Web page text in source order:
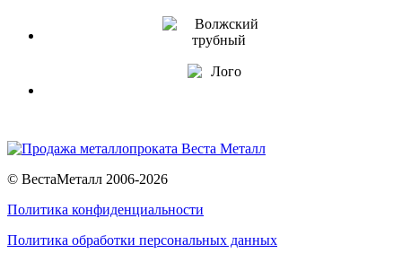
© ВестаМеталл 2006-2026
Политика конфиденциальности
Политика обработки персональных данных